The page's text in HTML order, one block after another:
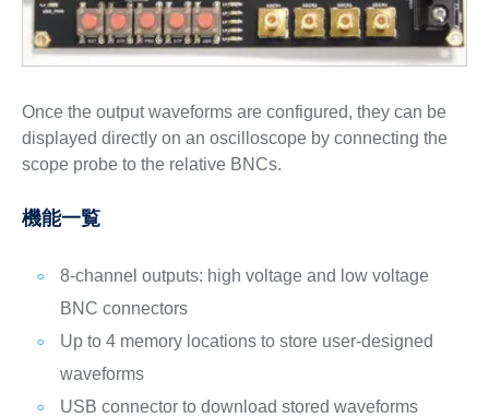
Once the output waveforms are configured, they can be
displayed directly on an oscilloscope by connecting the
scope probe to the relative BNCs.
機能一覧
8-channel outputs: high voltage and low voltage
BNC connectors
Up to 4 memory locations to store user-designed
waveforms
USB connector to download stored waveforms